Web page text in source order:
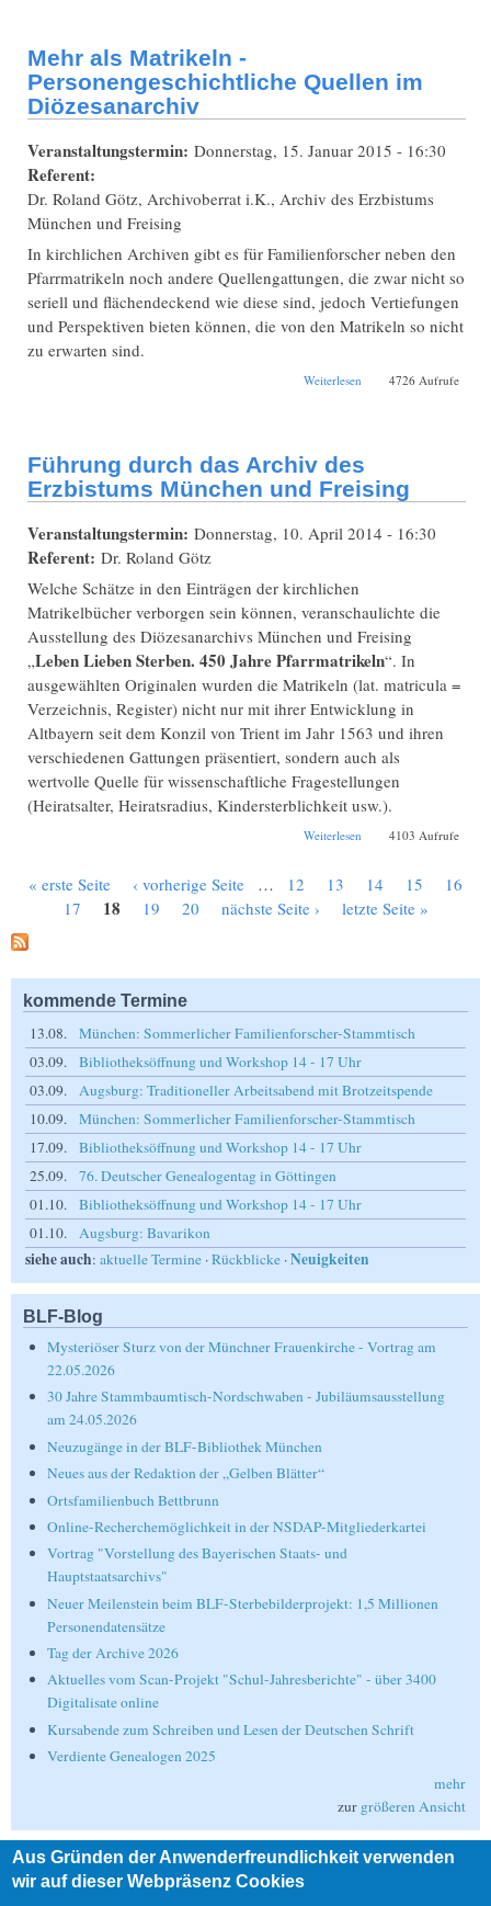
Mehr als Matrikeln -
Personengeschichtliche Quellen im
Diözesanarchiv
Veranstaltungstermin: Donnerstag, 15. Januar 2015 - 16:30
Referent:
Dr. Roland Götz, Archivoberrat i.K., Archiv des Erzbistums
München und Freising
In kirchlichen Archiven gibt es für Familienforscher neben den
Pfarrmatrikeln noch andere Quellengattungen, die zwar nicht so
seriell und flächendeckend wie diese sind, jedoch Vertiefungen
und Perspektiven bieten können, die von den Matrikeln so nicht
zu erwarten sind.
Weiterlesen über Mehr als
4726 Aufrufe
Führung durch das Archiv des
Erzbistums München und Freising
Veranstaltungstermin: Donnerstag, 10. April 2014 - 16:30
Referent: Dr. Roland Götz
Welche Schätze in den Einträgen der kirchlichen
Matrikelbücher verborgen sein können, veranschaulichte die
Ausstellung des Diözesanarchivs München und Freising
„Leben Lieben Sterben. 450 JahrePfarrmatrikeln“. In
ausgewählten Originalen wurden die Matrikeln (lat. matricula =
Verzeichnis, Register) nicht nur mit ihrer Entwicklung in
Altbayern seit dem Konzil von Trient im Jahr 1563 und ihren
verschiedenen Gattungen präsentiert, sondern auch als
wertvolle Quelle für wissenschaftliche Fragestellungen
(Heiratsalter, Heiratsradius, Kindersterblichkeit usw.).
Weiterlesen über Führung durch
und Freising
4103 Aufrufe
Seiten
« erste Seite ‹ vorherige Seite … 12 13 14 15
16
17
18 19 20 nächste Seite › letzte Seite »
kommende Termine
13.08.
München: Sommerlicher Familienforscher-Stammtisch
03.09.
Bibliotheksöffnung und Workshop 14 - 17 Uhr
03.09.
Augsburg: Traditioneller Arbeitsabend mit Brotzeitspende
10.09.
München: Sommerlicher Familienforscher-Stammtisch
17.09.
Bibliotheksöffnung und Workshop 14 - 17 Uhr
25.09.
76. Deutscher Genealogentag in Göttingen
01.10.
Bibliotheksöffnung und Workshop 14 - 17 Uhr
01.10.
Augsburg: Bavarikon
siehe auch: aktuelle Termine ·Rückblicke ·Neuigkeiten
BLF-Blog
Mysteriöser Sturz von der Münchner Frauenkirche - Vortrag am
22.05.2026
30 Jahre Stammbaumtisch-Nordschwaben - Jubiläumsausstellung
am 24.05.2026
Neuzugänge in der BLF-Bibliothek München
Neues aus der Redaktion der „Gelben Blätter“
Ortsfamilienbuch Bettbrunn
Online-Recherchemöglichkeit in der NSDAP-Mitgliederkartei
Vortrag "Vorstellung des Bayerischen Staats- und
Hauptstaatsarchivs"
Neuer Meilenstein beim BLF-Sterbebilderprojekt: 1,5 Millionen
Personendatensätze
Tag der Archive 2026
Aktuelles vom Scan-Projekt "Schul-Jahresberichte" - über 3400
Digitalisate online
Kursabende zum Schreiben und Lesen der Deutschen Schrift
Verdiente Genealogen 2025
mehr
zur größeren Ansicht
Suche
Suche
Aus Gründen der Anwenderfreundlichkeit verwenden
wir auf dieser Webpräsenz Cookies